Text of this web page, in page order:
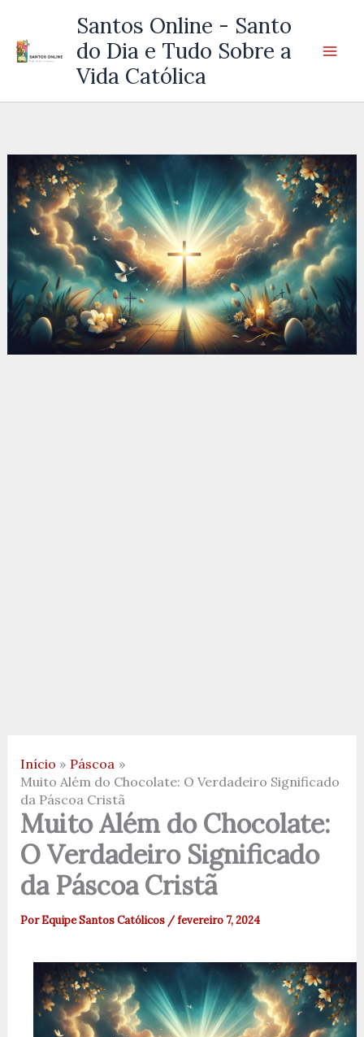
Santos Online - Santo
do Dia e Tudo Sobre a
Vida Católica
Início
Páscoa
Muito Além do Chocolate: O Verdadeiro Significado
da Páscoa Cristã
Muito Além do Chocolate:
O Verdadeiro Significado
da Páscoa Cristã
PorEquipe Santos Católicos /fevereiro 7, 2024